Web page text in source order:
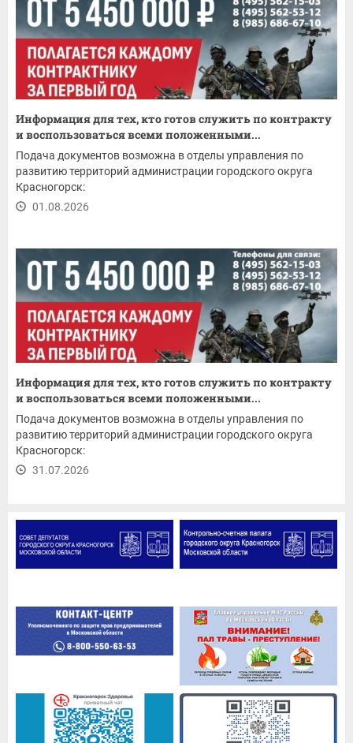
Информация для тех, кто готов служить по контракту
и воспользоваться всеми положенными...
Подача документов возможна в отделы управления по
развитию территорий администрации городского округа
Красногорск:
01.08.2026
Информация для тех, кто готов служить по контракту
и воспользоваться всеми положенными...
Подача документов возможна в отделы управления по
развитию территорий администрации городского округа
Красногорск:
31.07.2026